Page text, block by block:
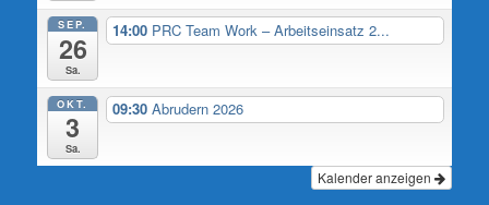
SEP.
26
Sa.
14:00 PRC Team Work – Arbeitseinsatz 2...
OKT.
3
Sa.
09:30Abrudern 2026
Kalender anzeigen